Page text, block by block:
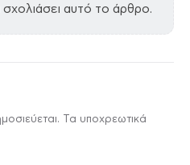
αυτό το άρθρο.
Τα υποχρεωτικά